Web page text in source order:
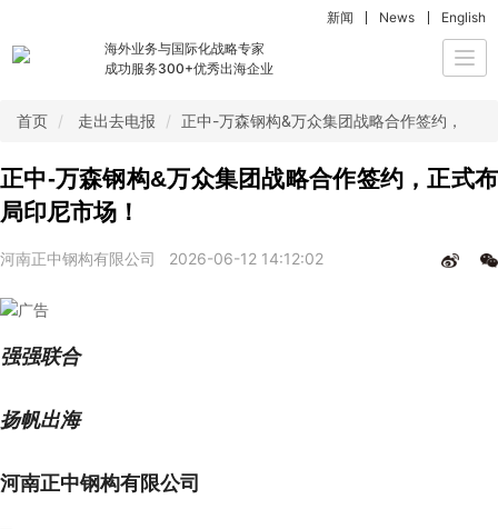
海外业务与国际化战略专家
成功服务300+优秀出海企业
新闻 News English
首页 走出去电报 正中-万森钢构&万众集团战略合作签约，正
正中-万森钢构&万众集团战略合作签约，正式布
局印尼市场！
河南正中钢构有限公司 2026-06-12 14:12:02
强强联合
扬帆出海
河南正中钢构有限公司